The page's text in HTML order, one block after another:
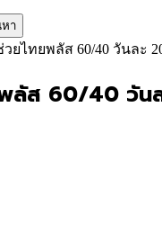
ยไทยพลัส 60/40 วันละ
ลัส 60/40 วันล